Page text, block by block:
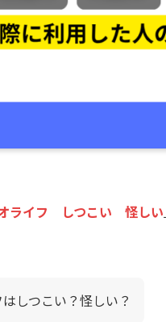
ライフ しつこい 怪しい
しつこい？怪しい？